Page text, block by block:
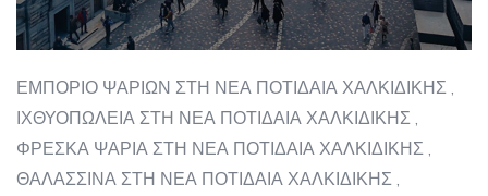
ΕΜΠΟΡΙΟ ΨΑΡΙΩΝ ΣΤΗ ΝΕΑ ΠΟΤΙΔΑΙΑ ΧΑΛΚΙΔΙΚΗΣ ,
ΙΧΘΥΟΠΩΛΕΙΑ ΣΤΗ ΝΕΑ ΠΟΤΙΔΑΙΑ ΧΑΛΚΙΔΙΚΗΣ ,
ΦΡΕΣΚΑ ΨΑΡΙΑ ΣΤΗ ΝΕΑ ΠΟΤΙΔΑΙΑ ΧΑΛΚΙΔΙΚΗΣ ,
ΘΑΛΑΣΣΙΝΑ ΣΤΗ ΝΕΑ ΠΟΤΙΔΑΙΑ ΧΑΛΚΙΔΙΚΗΣ ,